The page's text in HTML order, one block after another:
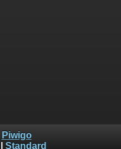
Piwigo
Standard